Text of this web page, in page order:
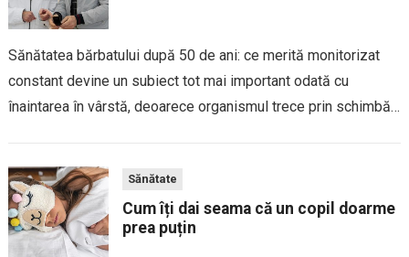
Sănătatea bărbatului după 50 de ani: ce merită monitorizat
constant devine un subiect tot mai important odată cu
înaintarea în vârstă, deoarece organismul trece prin schimbări
Sănătate
Cum îți dai seama că un copil doarme
prea puțin